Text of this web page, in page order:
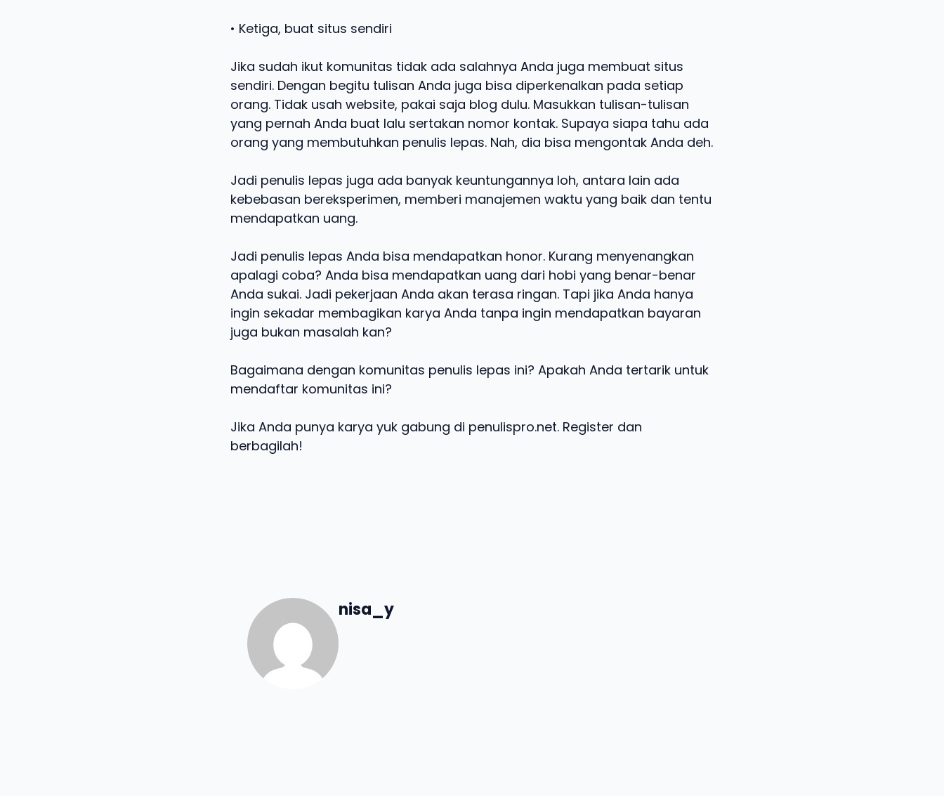
• Ketiga, buat situs sendiri
Jika sudah ikut komunitas tidak ada salahnya Anda juga membuat situs
sendiri. Dengan begitu tulisan Anda juga bisa diperkenalkan pada setiap
orang. Tidak usah website, pakai saja blog dulu. Masukkan tulisan-tulisan
yang pernah Anda buat lalu sertakan nomor kontak. Supaya siapa tahu ada
orang yang membutuhkan penulis lepas. Nah, dia bisa mengontak Anda deh.
Jadi penulis lepas juga ada banyak keuntungannya loh, antara lain ada
kebebasan bereksperimen, memberi manajemen waktu yang baik dan tentu
mendapatkan uang.
Jadi penulis lepas Anda bisa mendapatkan honor. Kurang menyenangkan
apalagi coba? Anda bisa mendapatkan uang dari hobi yang benar-benar
Anda sukai. Jadi pekerjaan Anda akan terasa ringan. Tapi jika Anda hanya
ingin sekadar membagikan karya Anda tanpa ingin mendapatkan bayaran
juga bukan masalah kan?
Bagaimana dengan komunitas penulis lepas ini? Apakah Anda tertarik untuk
mendaftar komunitas ini?
Jika Anda punya karya yuk gabung di penulispro.net. Register dan
berbagilah!
nisa_y